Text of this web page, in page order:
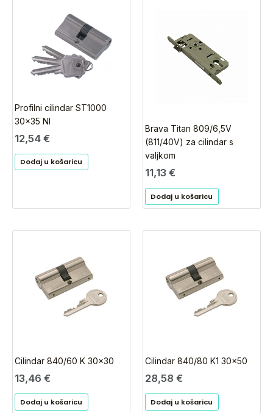
Profilni cilindar ST1000
30×35 NI
12,54 €
Dodaj u košaricu
Brava Titan 809/6,5V
(811/40V) za cilindar s
valjkom
11,13 €
Dodaj u košaricu
Cilindar 840/60 K 30×30
13,46 €
Dodaj u košaricu
Cilindar 840/80 K1 30×50
28,58 €
Dodaj u košaricu